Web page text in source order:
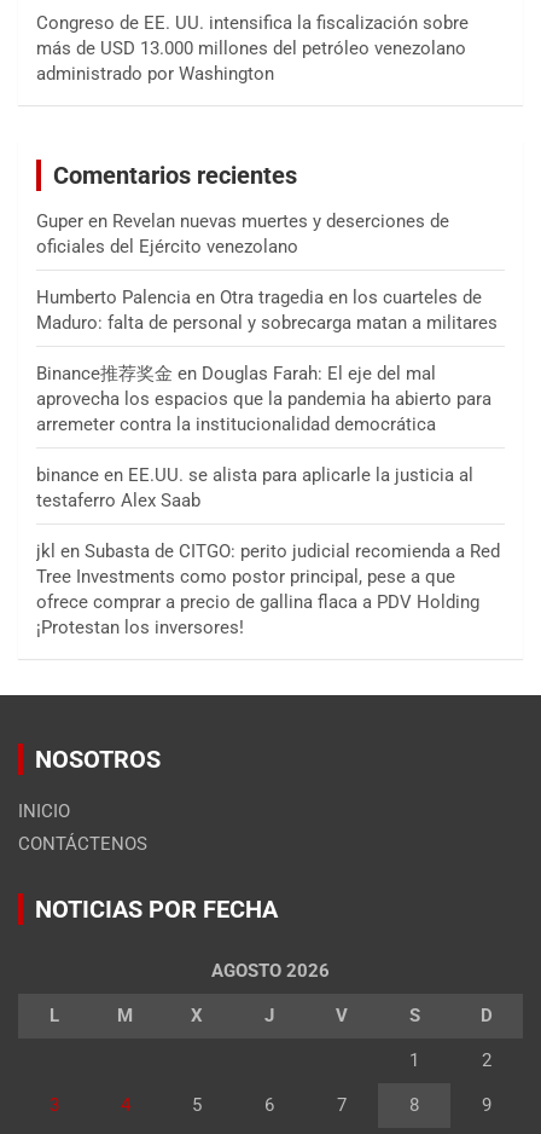
Congreso de EE. UU. intensifica la fiscalización sobre
más de USD 13.000 millones del petróleo venezolano
administrado por Washington
Comentarios recientes
Guper en Revelan nuevas muertes y deserciones de
oficiales del Ejército venezolano
Humberto Palencia en Otra tragedia en los cuarteles de
Maduro: falta de personal y sobrecarga matan a militares
Binance推荐奖金 en Douglas Farah: El eje del mal
aprovecha los espacios que la pandemia ha abierto para
arremeter contra la institucionalidad democrática
binance en EE.UU. se alista para aplicarle la justicia al
testaferro Alex Saab
jkl en Subasta de CITGO: perito judicial recomienda a Red
Tree Investments como postor principal, pese a que
ofrece comprar a precio de gallina flaca a PDV Holding
¡Protestan los inversores!
NOSOTROS
INICIO
CONTÁCTENOS
NOTICIAS POR FECHA
AGOSTO 2026
L M X J V S D
1 2
3 4 5 6 7 8 9